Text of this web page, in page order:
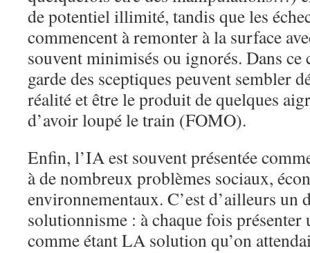
de potentiel illimité, tandis que les
commencent à remonter à la surface
souvent minimisés ou ignorés. Dans ce
garde des sceptiques peuvent sembler
réalité et être le produit de quelques
d’avoir loupé le train (FOMO).
Enfin, l’IA est souvent présentée
à de nombreux problèmes sociaux,
environnementaux. C’est d’ailleurs un
solutionnisme : à chaque fois présenter
comme étant LA solution qu’on